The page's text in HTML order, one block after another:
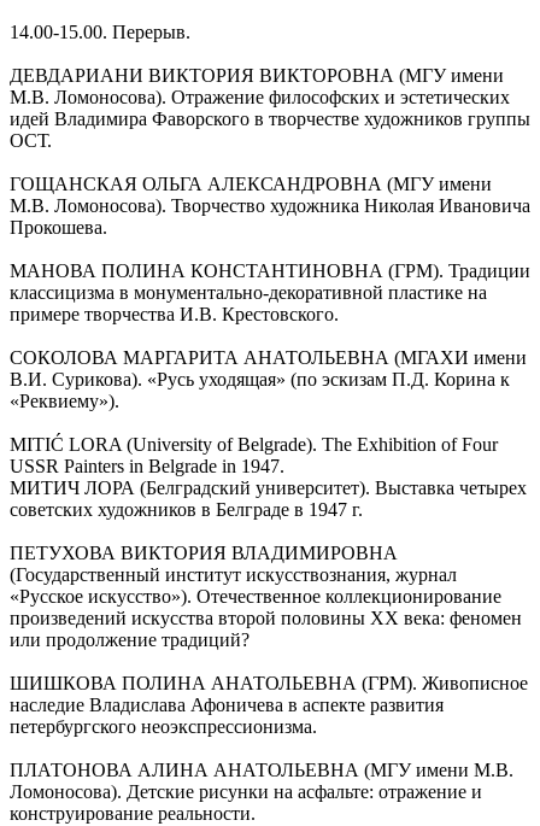
14.00-15.00. Перерыв.
ДЕВДАРИАНИ ВИКТОРИЯ ВИКТОРОВНА (МГУ имени
М.В. Ломоносова). Отражение философских и эстетических
идей Владимира Фаворского в творчестве художников группы
ОСТ.
ГОЩАНСКАЯ ОЛЬГА АЛЕКСАНДРОВНА (МГУ имени
М.В. Ломоносова). Творчество художника Николая Ивановича
Прокошева.
МАНОВА ПОЛИНА КОНСТАНТИНОВНА (ГРМ). Традиции
классицизма в монументально-декоративной пластике на
примере творчества И.В. Крестовского.
СОКОЛОВА МАРГАРИТА АНАТОЛЬЕВНА (МГАХИ имени
В.И. Сурикова). «Русь уходящая» (по эскизам П.Д. Корина к
«Реквиему»).
MITIĆ LORA (University of Belgrade). The Exhibition of Four
USSR Painters in Belgrade in 1947.
МИТИЧ ЛОРА (Белградский университет). Выставка четырех
советских художников в Белграде в 1947 г.
ПЕТУХОВА ВИКТОРИЯ ВЛАДИМИРОВНА
(Государственный институт искусствознания, журнал
«Русское искусство»). Отечественное коллекционирование
произведений искусства второй половины ХХ века: феномен
или продолжение традиций?
ШИШКОВА ПОЛИНА АНАТОЛЬЕВНА (ГРМ). Живописное
наследие Владислава Афоничева в аспекте развития
петербургского неоэкспрессионизма.
ПЛАТОНОВА АЛИНА АНАТОЛЬЕВНА (МГУ имени М.В.
Ломоносова). Детские рисунки на асфальте: отражение и
конструирование реальности.